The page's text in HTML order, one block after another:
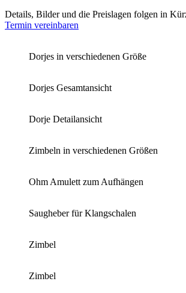
Details, Bilder und die Preislagen folgen in
Termin vereinbaren
Dorjes in verschiedenen Größe
Dorjes Gesamtansicht
Dorje Detailansicht
Zimbeln in verschiedenen Größen
Ohm Amulett zum Aufhängen
Saugheber für Klangschalen
Zimbel
Zimbel